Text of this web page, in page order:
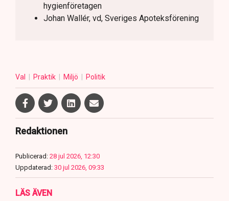
hygienföretagen
Johan Wallér, vd, Sveriges Apoteksförening
Val Praktik Miljö Politik
Redaktionen
Publicerad: 28 jul 2026, 12:30
Uppdaterad: 30 jul 2026, 09:33
LÄS ÄVEN